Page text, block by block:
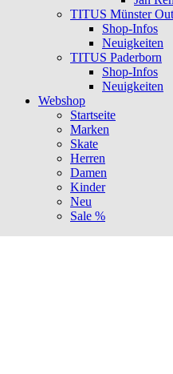
TITUS Münster
Shop-Infos
Neuigkeiten
TITUS Paderborn
Shop-Infos
Neuigkeiten
Webshop
Startseite
Marken
Skate
Herren
Damen
Kinder
Neu
Sale %